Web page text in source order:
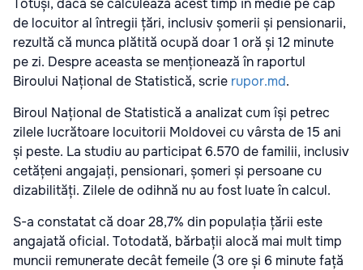
Totuși, dacă se calculează acest timp în medie pe cap
de locuitor al întregii țări, inclusiv șomerii și pensionarii,
rezultă că munca plătită ocupă doar 1 oră și 12 minute
pe zi. Despre aceasta se menționează în raportul
Biroului Național de Statistică, scrie rupor.md.
Biroul Național de Statistică a analizat cum își petrec
zilele lucrătoare locuitorii Moldovei cu vârsta de 15 ani
și peste. La studiu au participat 6.570 de familii, inclusiv
cetățeni angajați, pensionari, șomeri și persoane cu
dizabilități. Zilele de odihnă nu au fost luate în calcul.
S-a constatat că doar 28,7% din populația țării este
angajată oficial. Totodată, bărbații alocă mai mult timp
muncii remunerate decât femeile (3 ore și 6 minute față